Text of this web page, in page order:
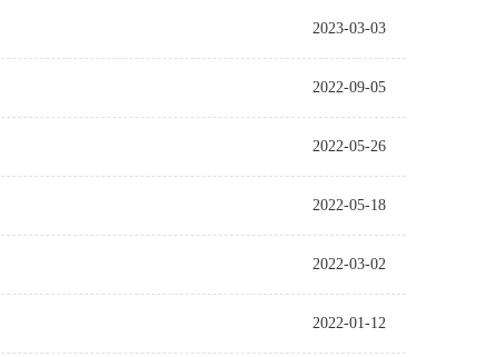
2023-03-03
2022-09-05
2022-05-26
2022-05-18
2022-03-02
2022-01-12